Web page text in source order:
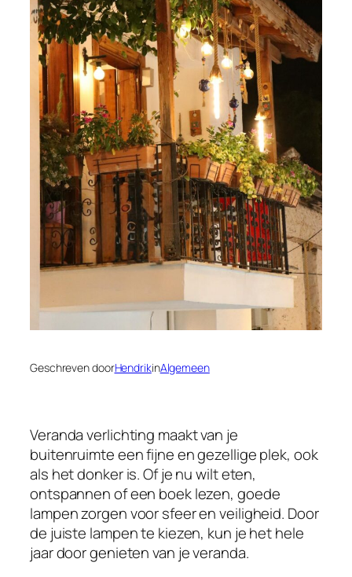
Geschreven doorHendrikinAlgemeen
Veranda verlichting maakt van je
buitenruimte een fijne en gezellige plek, ook
als het donker is. Of je nu wilt eten,
ontspannen of een boek lezen, goede
lampen zorgen voor sfeer en veiligheid. Door
de juiste lampen te kiezen, kun je het hele
jaar door genieten van je veranda.